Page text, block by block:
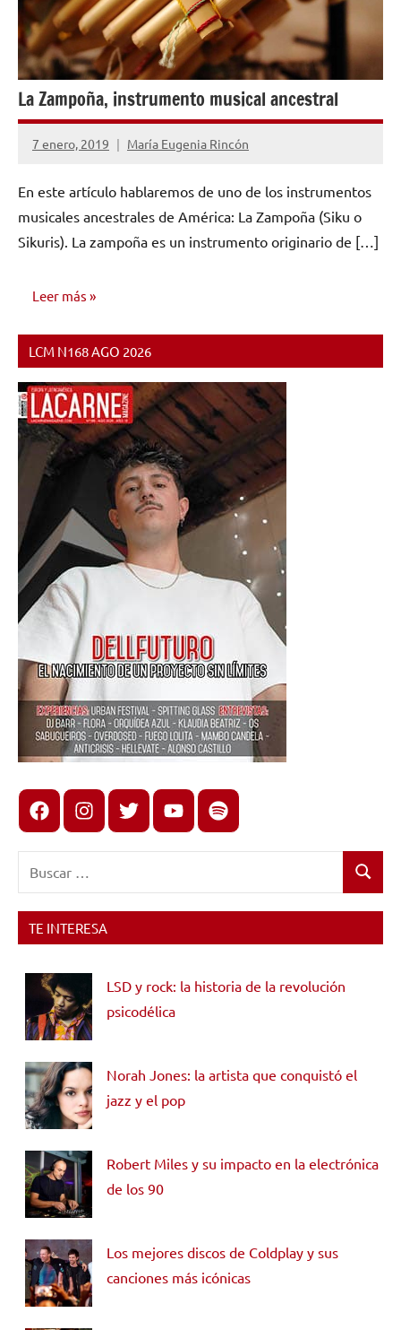
La Zampoña, instrumento musical ancestral
7 enero, 2019 María Eugenia Rincón
No
comentarios
En este artículo hablaremos de uno de los instrumentos
musicales ancestrales de América: La Zampoña (Siku o
Sikuris). La zampoña es un instrumento originario de […]
Leer más
INVESTIGACIÓN
MUSICAL
LCM N168 AGO 2026
FacebookInstagram
X youtubespotify
Buscar
TE INTERESA
LSD y rock: la historia de la revolución
psicodélica
Norah Jones: la artista que conquistó el
jazz y el pop
Robert Miles y su impacto en la electrónica
de los 90
Los mejores discos de Coldplay y sus
canciones más icónicas